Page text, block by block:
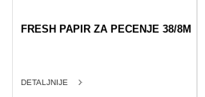
FRESH PAPIR ZA PECENJE 38/8M
DETALJNIJE